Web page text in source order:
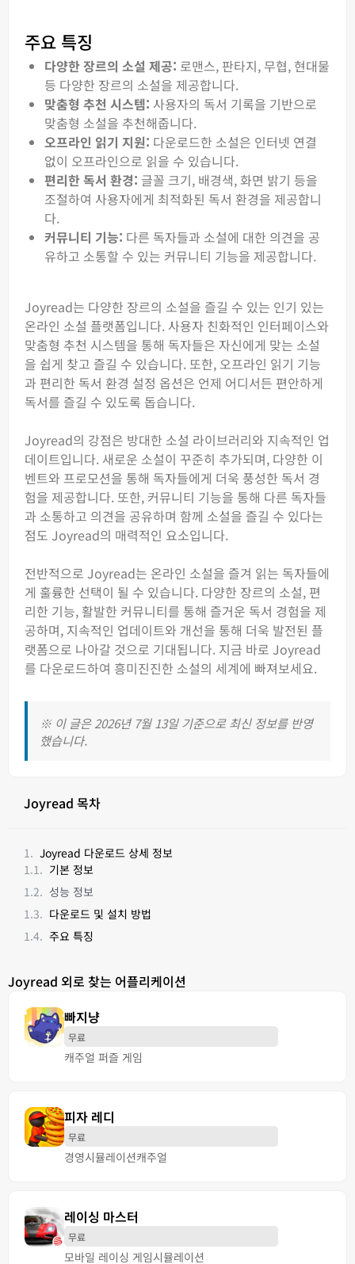
주요 특징
다양한 장르의 소설 제공: 로맨스, 판타지, 무협, 현대물
등 다양한 장르의 소설을 제공합니다.
맞춤형 추천 시스템: 사용자의 독서 기록을 기반으로
맞춤형 소설을 추천해줍니다.
오프라인 읽기 지원: 다운로드한 소설은 인터넷 연결
없이 오프라인으로 읽을 수 있습니다.
편리한 독서 환경: 글꼴 크기, 배경색, 화면 밝기 등을
조절하여 사용자에게 최적화된 독서 환경을 제공합니
다.
커뮤니티 기능: 다른 독자들과 소설에 대한 의견을 공
유하고 소통할 수 있는 커뮤니티 기능을 제공합니다.
Joyread는 다양한 장르의 소설을 즐길 수 있는 인기 있는
온라인 소설 플랫폼입니다. 사용자 친화적인 인터페이스와
맞춤형 추천 시스템을 통해 독자들은 자신에게 맞는 소설
을 쉽게 찾고 즐길 수 있습니다. 또한, 오프라인 읽기 기능
과 편리한 독서 환경 설정 옵션은 언제 어디서든 편안하게
독서를 즐길 수 있도록 돕습니다.
Joyread의 강점은 방대한 소설 라이브러리와 지속적인 업
데이트입니다. 새로운 소설이 꾸준히 추가되며, 다양한 이
벤트와 프로모션을 통해 독자들에게 더욱 풍성한 독서 경
험을 제공합니다. 또한, 커뮤니티 기능을 통해 다른 독자들
과 소통하고 의견을 공유하며 함께 소설을 즐길 수 있다는
점도 Joyread의 매력적인 요소입니다.
전반적으로 Joyread는 온라인 소설을 즐겨 읽는 독자들에
게 훌륭한 선택이 될 수 있습니다. 다양한 장르의 소설, 편
리한 기능, 활발한 커뮤니티를 통해 즐거운 독서 경험을 제
공하며, 지속적인 업데이트와 개선을 통해 더욱 발전된 플
랫폼으로 나아갈 것으로 기대됩니다. 지금 바로 Joyread
를 다운로드하여 흥미진진한 소설의 세계에 빠져보세요.
※ 이 글은 2026년 7월 13일 기준으로 최신 정보를 반영
했습니다.
Joyread 목차
Joyread 다운로드 상세 정보
기본 정보
성능 정보
다운로드 및 설치 방법
주요 특징
Joyread 외로 찾는 어플리케이션
빠지냥
무료
캐주얼 퍼즐 게임
피자 레디
무료
경영시뮬레이션캐주얼
레이싱 마스터
무료
모바일 레이싱 게임시뮬레이션